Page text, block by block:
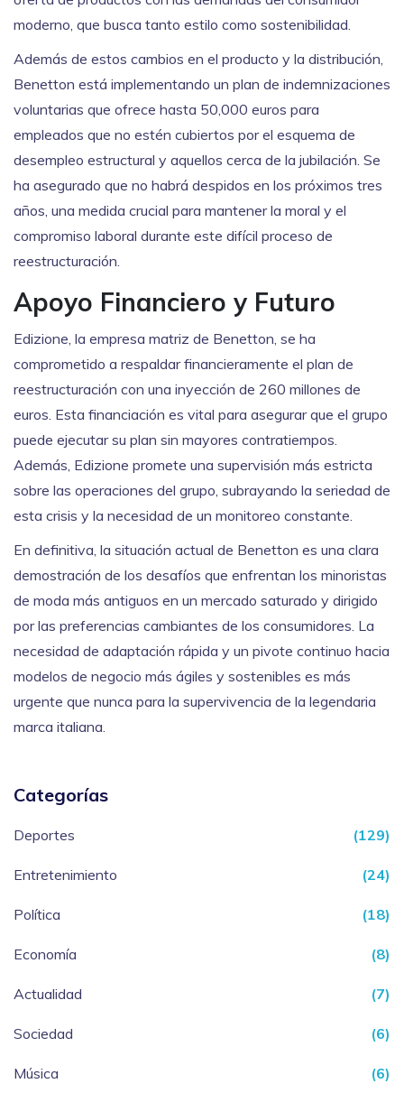
moderno, que busca tanto estilo como sostenibilidad.
Además de estos cambios en el producto y la distribución,
Benetton está implementando un plan de indemnizaciones
voluntarias que ofrece hasta 50,000 euros para
empleados que no estén cubiertos por el esquema de
desempleo estructural y aquellos cerca de la jubilación. Se
ha asegurado que no habrá despidos en los próximos tres
años, una medida crucial para mantener la moral y el
compromiso laboral durante este difícil proceso de
reestructuración.
Apoyo Financiero y Futuro
Edizione, la empresa matriz de Benetton, se ha
comprometido a respaldar financieramente el plan de
reestructuración con una inyección de 260 millones de
euros. Esta financiación es vital para asegurar que el grupo
puede ejecutar su plan sin mayores contratiempos.
Además, Edizione promete una supervisión más estricta
sobre las operaciones del grupo, subrayando la seriedad de
esta crisis y la necesidad de un monitoreo constante.
En definitiva, la situación actual de Benetton es una clara
demostración de los desafíos que enfrentan los minoristas
de moda más antiguos en un mercado saturado y dirigido
por las preferencias cambiantes de los consumidores. La
necesidad de adaptación rápida y un pivote continuo hacia
modelos de negocio más ágiles y sostenibles es más
urgente que nunca para la supervivencia de la legendaria
marca italiana.
Categorías
Deportes (129)
Entretenimiento (24)
Política (18)
Economía (8)
Actualidad (7)
Sociedad (6)
Música (6)